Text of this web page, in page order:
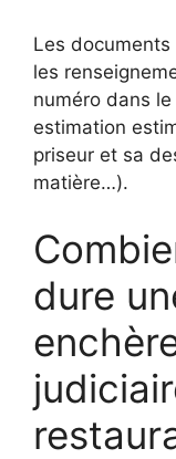
Les
les
numéro dans
estimation
priseur et sa
matière…).
dure